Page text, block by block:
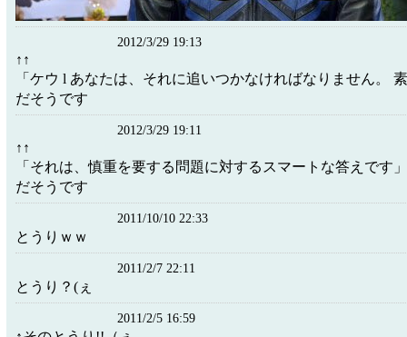
2012/3/29 19:13
↑↑
「ケウ l あなたは、それに追いつかなければなりません。
だそうです
2012/3/29 19:11
↑↑
「それは、慎重を要する問題に対するスマートな答えです」
だそうです
2011/10/10 22:33
とうりｗｗ
2011/2/7 22:11
とうり？(ぇ
2011/2/5 16:59